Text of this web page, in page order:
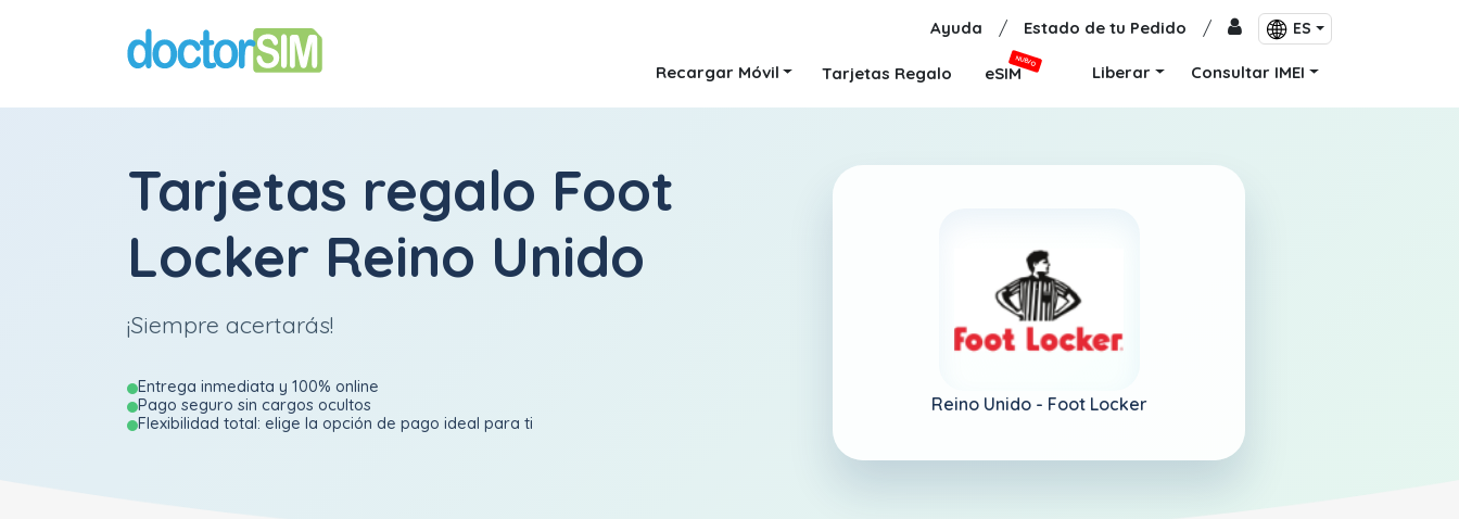
Ayuda / Estado de tu Pedido / ES
Recargar Móvil Tarjetas Regalo eSIM
NUEVO
Liberar Consultar IMEI
Tarjetas regalo Foot
Locker Reino Unido
¡Siempre acertarás!
Entrega inmediata y 100% online
Pago seguro sin cargos ocultos
Flexibilidad total: elige la opción de pago ideal para ti
Reino Unido - Foot Locker